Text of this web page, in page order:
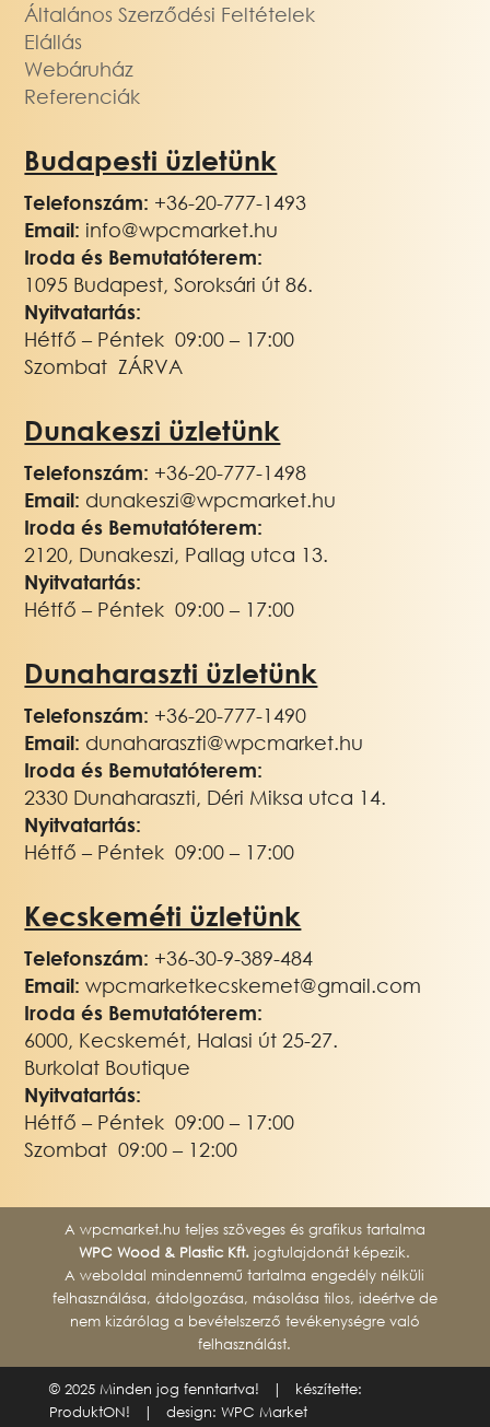
Általános Szerződési Feltételek
Elállás
Webáruház
Referenciák
Budapesti üzletünk
Telefonszám: +36-20-777-1493
Email: info@wpcmarket.hu
Iroda és Bemutatóterem:
1095 Budapest, Soroksári út 86.
Nyitvatartás:
Hétfő – Péntek 09:00 – 17:00
Szombat ZÁRVA
Dunakeszi üzletünk
Telefonszám: +36-20-777-1498
Email: dunakeszi@wpcmarket.hu
Iroda és Bemutatóterem:
2120, Dunakeszi, Pallag utca 13.
Nyitvatartás:
Hétfő – Péntek 09:00 – 17:00
Dunaharaszti üzletünk
Telefonszám: +36-20-777-1490
Email: dunaharaszti@wpcmarket.hu
Iroda és Bemutatóterem:
2330 Dunaharaszti, Déri Miksa utca 14.
Nyitvatartás:
Hétfő – Péntek 09:00 – 17:00
Kecskeméti üzletünk
Telefonszám: +36-30-9-389-484
Email:wpcmarketkecskemet@gmail.com
Iroda és Bemutatóterem:
6000, Kecskemét, Halasi út 25-27.
Burkolat Boutique
Nyitvatartás:
Hétfő – Péntek 09:00 – 17:00
Szombat 09:00 – 12:00
A wpcmarket.hu teljes szöveges és grafikus tartalma
WPC Wood & Plastic Kft. jogtulajdonát képezik.
A weboldal mindennemű tartalma engedély nélküli
felhasználása, átdolgozása, másolása tilos, ideértve de
nem kizárólag a bevételszerző tevékenységre való
felhasználást.
© 2025 Minden jog fenntartva! | készítette:
ProduktON!
| design: WPC Market